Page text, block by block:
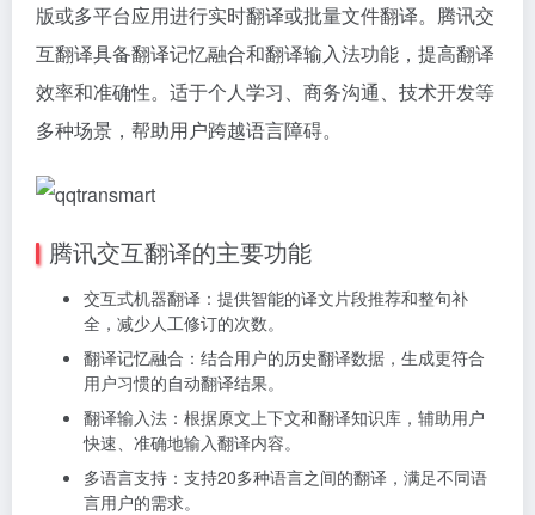
版或多平台应用进行实时翻译或批量文件翻译。腾讯交
互翻译具备翻译记忆融合和翻译输入法功能，提高翻译
效率和准确性。适于个人学习、商务沟通、技术开发等
多种场景，帮助用户跨越语言障碍。
腾讯交互翻译的主要功能
交互式机器翻译：提供智能的译文片段推荐和整句补
全，减少人工修订的次数。
翻译记忆融合：结合用户的历史翻译数据，生成更符合
用户习惯的自动翻译结果。
翻译输入法：根据原文上下文和翻译知识库，辅助用户
快速、准确地输入翻译内容。
多语言支持：支持20多种语言之间的翻译，满足不同语
言用户的需求。